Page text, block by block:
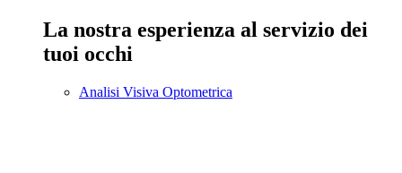
La nostra esperienza al servizio dei
tuoi occhi
Analisi Visiva Optometrica